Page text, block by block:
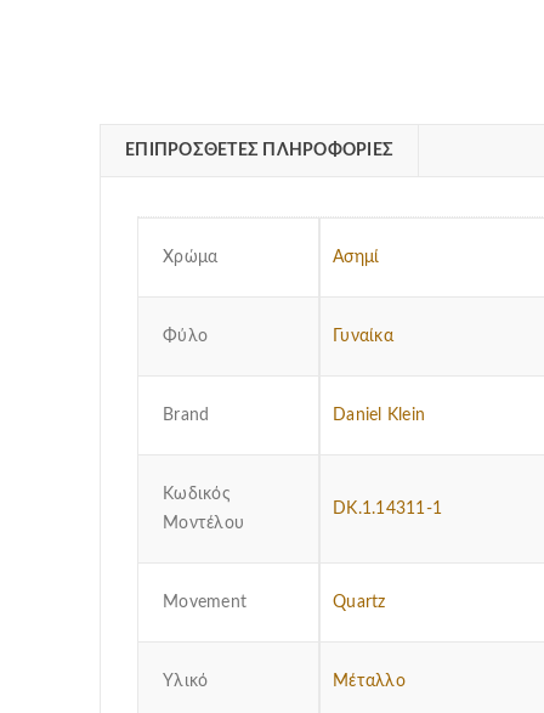
ΕΠΙΠΡΌΣΘΕΤΕΣ ΠΛΗΡΟΦΟΡΊΕΣ
Χρώμα Ασημί
Φύλο Γυναίκα
Brand Daniel Klein
Κωδικός
Μοντέλου
DK.1.14311-1
Μovement Quartz
Υλικό Μέταλλο